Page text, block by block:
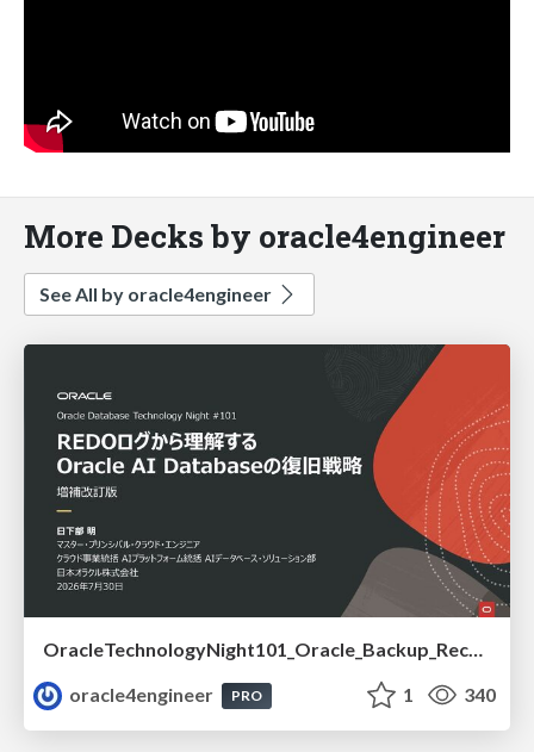
More Decks by oracle4engineer
See All by oracle4engineer
OracleTechnologyNight101_Oracle_Backup_Recovery_Strategy_from_REDO_UNDO
oracle4engineer
PRO 1 340